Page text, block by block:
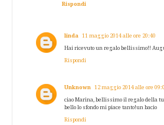
Rispondi
linda 11 maggio 2014 alle ore 20:40
Hai ricevuto un regalo bellissimo!!
Rispondi
Unknown 12 maggio 2014 alle ore
ciao Marina, bellissimo il regalo della
bello lo sfondo mi piace tanto!un bacio
Rispondi